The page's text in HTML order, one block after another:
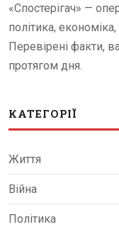
«Спостерігач» —
політика, економіка,
Перевірені факти,
протягом дня.
КАТЕГОРІЇ
Життя
Війна
Політика